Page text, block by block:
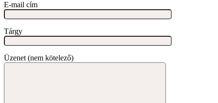
E-mail cím
Tárgy
Üzenet (nem kötelező)